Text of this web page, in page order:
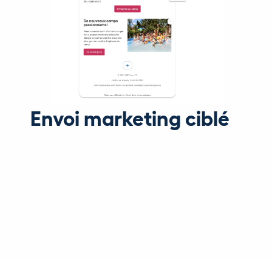
Envoi marketing ciblé